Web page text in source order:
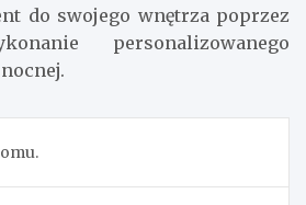
do swojego wnętrza poprzez
personalizowanego